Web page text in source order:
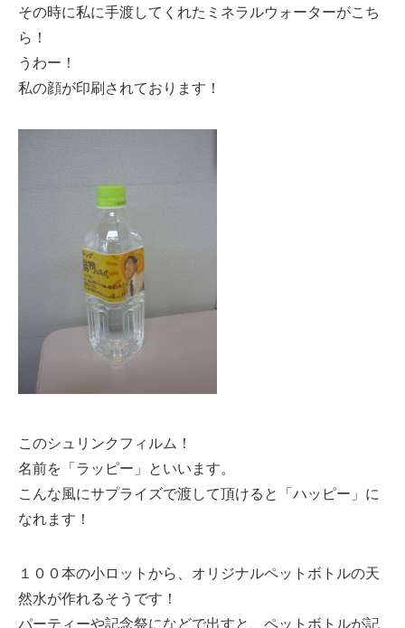
その時に私に手渡してくれたミネラルウォーターがこち
ら！
うわー！
私の顔が印刷されております！
このシュリンクフィルム！
名前を「ラッピー」といいます。
こんな風にサプライズで渡して頂けると「ハッピー」に
なれます！
１００本の小ロットから、オリジナルペットボトルの天
然水が作れるそうです！
パーティーや記念祭になどで出すと、ペットボトルが記